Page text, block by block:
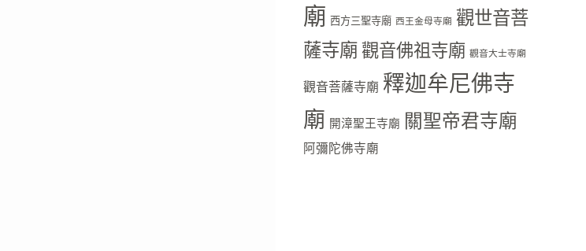
廟 西方三聖寺廟 西王金母寺廟 觀世音菩
薩寺廟觀音佛祖寺廟 觀音大士寺廟
觀音菩薩寺廟 釋迦牟尼佛寺
廟 開漳聖王寺廟 關聖帝君寺廟
阿彌陀佛寺廟